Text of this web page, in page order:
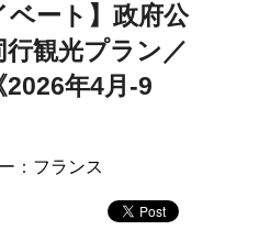
ベート】政府公
観光プラン／
年4月-9
： フランス